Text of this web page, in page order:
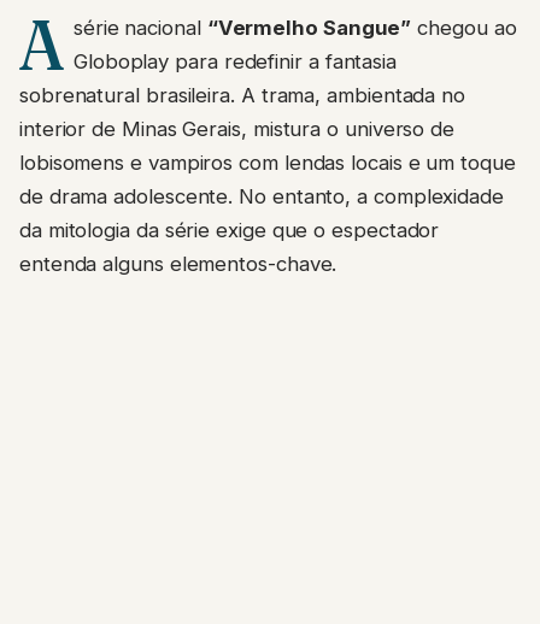
A série nacional “Vermelho Sangue” chegou ao
Globoplay para redefinir a fantasia
sobrenatural brasileira. A trama, ambientada no
interior de Minas Gerais, mistura o universo de
lobisomens e vampiros com lendas locais e um toque
de drama adolescente. No entanto, a complexidade
da mitologia da série exige que o espectador
entenda alguns elementos-chave.